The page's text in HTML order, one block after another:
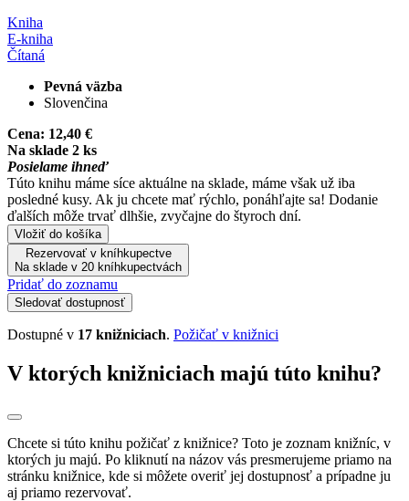
Kniha
E-kniha
Čítaná
Pevná väzba
Slovenčina
Cena: 12,40 €
Na sklade 2 ks
Posielame ihneď
Túto knihu máme síce aktuálne na sklade, máme však už iba
posledné kusy. Ak ju chcete mať rýchlo, ponáhľajte sa! Dodanie
ďalších môže trvať dlhšie, zvyčajne do štyroch dní.
Vložiť do košíka
Rezervovať v kníhkupectve
Na sklade v 20 kníhkupectvách
Pridať do zoznamu
Sledovať dostupnosť
Dostupné v 17 knižniciach. Požičať v knižnici
V ktorých knižniciach majú túto knihu?
Chcete si túto knihu požičať z knižnice? Toto je zoznam knižníc, v
ktorých ju majú. Po kliknutí na názov vás presmerujeme priamo na
stránku knižnice, kde si môžete overiť jej dostupnosť a prípadne ju
aj priamo rezervovať.